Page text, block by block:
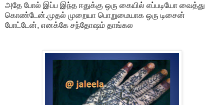
அதே போல் இப்ப இந்த ஈதுக்கு ஒரு கையில் எப்படியோ வைத்து
கொண்டேன்.முதல் முறையா பொறுமையாக ஒரு டிசைன்
போட்டேன், எனக்கே சந்தோஷம் தாங்கல